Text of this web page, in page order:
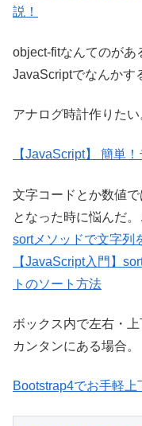
説！
object-fitなんてのがあ
JavaScriptでなんかす
アナログ時計作りたい
【JavaScript】 簡単
文字コードとか数値
となった時に悩んだ。
sortメソッドで文字列
【JavaScript入門】
トのソート方法
ボックス内で左右・
カンタンにある場合。
Bootstrap4でお手軽上